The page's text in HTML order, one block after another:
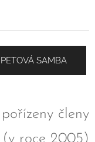
SAMBA
členy
(v roce 2005)